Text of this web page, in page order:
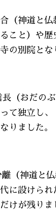
（神道と
こと）や
の別院とな
（おだの
て独立し
りました。
（神道と
に設けら
けが残りま